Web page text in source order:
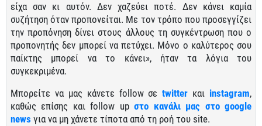
είχα σαν κι αυτόν. Δεν χαζεύει ποτέ. Δεν κάνει καμία
συζήτηση όταν προπονείται. Με τον τρόπο που προσεγγίζει
την προπόνηση δίνει στους άλλους τη συγκέντρωση που ο
προπονητής δεν μπορεί να πετύχει. Μόνο ο καλύτερος σου
παίκτης μπορεί να το κάνει», ήταν τα λόγια του
συγκεκριμένα.
Μπορείτε να μας κάνετε follow σεtwitter και instagram,
καθώς επίσης και follow upστο κανάλι μας στο google
news για να μη χάνετε τίποτα από τη ροή του site.